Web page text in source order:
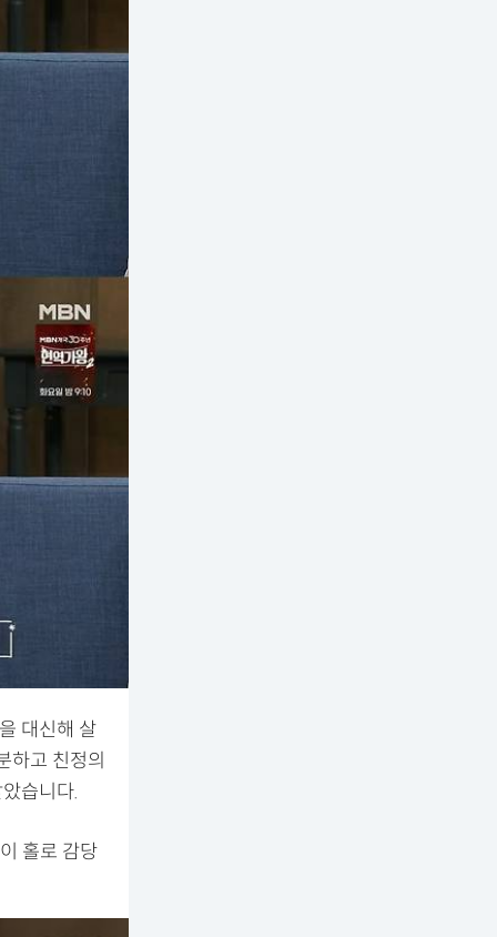
대신해 살
하고 친정의
습니다.
홀로 감당